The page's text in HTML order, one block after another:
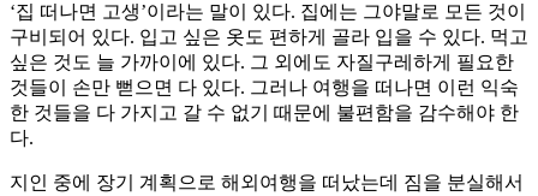
‘집 떠나면 고생’이라는 말이 있다. 집에는 그야말로 모든 것이
구비되어 있다. 입고 싶은 옷도 편하게 골라 입을 수 있다. 먹고
싶은 것도 늘 가까이에 있다. 그 외에도 자질구레하게 필요한
것들이 손만 뻗으면 다 있다. 그러나 여행을 떠나면 이런 익숙
한 것들을 다 가지고 갈 수 없기 때문에 불편함을 감수해야 한
다.
지인 중에 장기 계획으로 해외여행을 떠났는데 짐을 분실해서